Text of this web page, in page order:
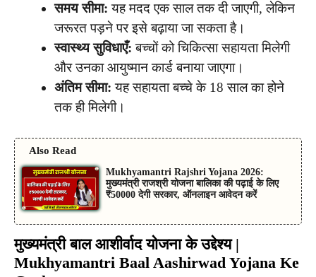
समय सीमा: यह मदद एक साल तक दी जाएगी, लेकिन
जरूरत पड़ने पर इसे बढ़ाया जा सकता है।
स्वास्थ्य सुविधाएँ: बच्चों को चिकित्सा सहायता मिलेगी
और उनका आयुष्मान कार्ड बनाया जाएगा।
अंतिम सीमा: यह सहायता बच्चे के 18 साल का होने
तक ही मिलेगी।
Also Read
Mukhyamantri Rajshri Yojana 2026:
मुख्यमंत्री राजश्री योजना बालिका की पढ़ाई के लिए
₹50000 देगी सरकार, ऑनलाइन आवेदन करें
मुख्यमंत्री बाल आशीर्वाद योजना के उद्देश्य |
Mukhyamantri Baal Aashirwad Yojana Ke